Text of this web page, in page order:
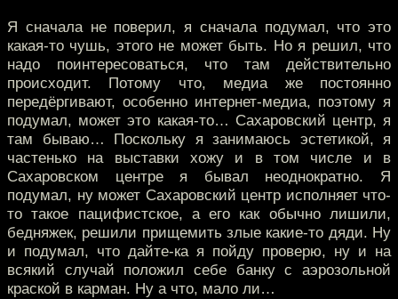
Я сначала не поверил, я сначала подумал, что это
какая-то чушь, этого не может быть. Но я решил, что
надо поинтересоваться, что там действительно
происходит. Потому что, медиа же постоянно
передёргивают, особенно интернет-медиа, поэтому я
подумал, может это какая-то… Сахаровский центр, я
там бываю… Поскольку я занимаюсь эстетикой, я
частенько на выставки хожу и в том числе и в
Сахаровском центре я бывал неоднократно. Я
подумал, ну может Сахаровский центр исполняет что-
то такое пацифистское, а его как обычно лишили,
бедняжек, решили прищемить злые какие-то дяди. Ну
и подумал, что дайте-ка я пойду проверю, ну и на
всякий случай положил себе банку с аэрозольной
краской в карман. Ну а что, мало ли…